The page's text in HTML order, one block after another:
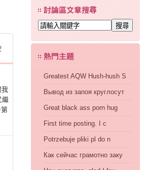
我
繼
Greatest AQW Hush-hush S
Вывод из запоя круглосут
Great black ass porn hug
First time posting. I c
Potrzebuje pliki pl do n
Как сейчас грамотно заку